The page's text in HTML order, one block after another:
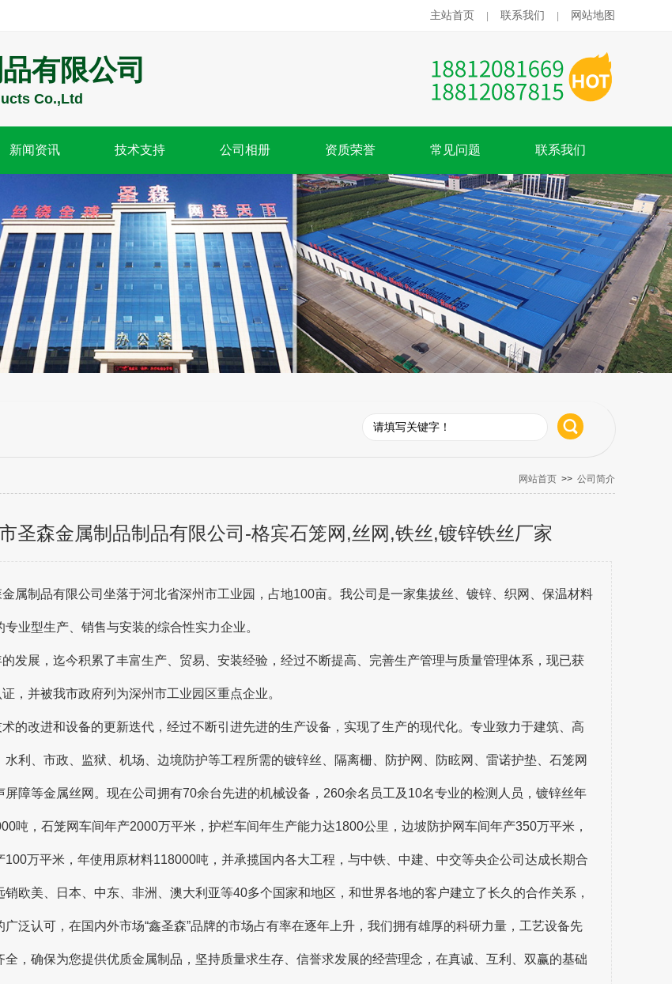
主站首页 联系我们 网站地图
有限公司
Co.,Ltd
新闻资讯 技术支持 公司相册 资质荣誉 常见问题 联系我们
网站首页 >> 公司简介
圣森金属制品制品有限公司-格宾石笼网,丝网,铁丝,镀锌铁丝厂家
属制品有限公司坐落于河北省深州市工业园，占地100亩。我公司是一家集拔丝、镀锌、织网、保温材料
业型生产、销售与安装的综合性实力企业。
发展，迄今积累了丰富生产、贸易、安装经验，经过不断提高、完善生产管理与质量管理体系，现已获
，并被我市政府列为深州市工业园区重点企业。
的改进和设备的更新迭代，经过不断引进先进的生产设备，实现了生产的现代化。专业致力于建筑、高
水利、市政、监狱、机场、边境防护等工程所需的镀锌丝、隔离栅、防护网、防眩网、雷诺护垫、石笼网
屏障等金属丝网。现在公司拥有70余台先进的机械设备，260余名员工及10名专业的检测人员，镀锌丝年
吨，石笼网车间年产2000万平米，护栏车间年生产能力达1800公里，边坡防护网车间年产350万平米，
100万平米，年使用原材料118000吨，并承揽国内各大工程，与中铁、中建、中交等央企公司达成长期合
销欧美、日本、中东、非洲、澳大利亚等40多个国家和地区，和世界各地的客户建立了长久的合作关系，
广泛认可，在国内外市场“鑫圣森”品牌的市场占有率在逐年上升，我们拥有雄厚的科研力量，工艺设备先
全，确保为您提供优质金属制品，坚持质量求生存、信誉求发展的经营理念，在真诚、互利、双赢的基础